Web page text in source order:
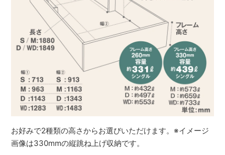
お好みで2種類の高さからお選びいただけます。※イメージ
画像は330mmの縦跳ね上げ収納です。